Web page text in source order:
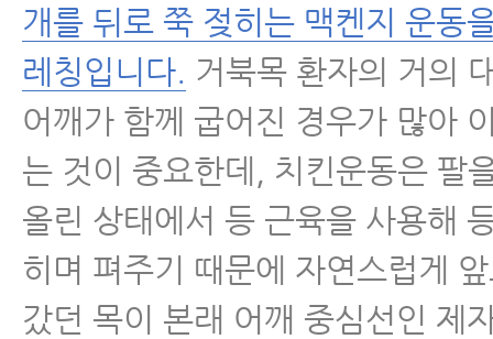
개를 뒤로 쭉 젖히는 맥켄지 운동
레칭입니다. 거북목 환자의 거의
어깨가 함께 굽어진 경우가 많아
는 것이 중요한데, 치킨운동은 팔
올린 상태에서 등 근육을 사용해
히며 펴주기 때문에 자연스럽게
갔던 목이 본래 어깨 중심선인 제